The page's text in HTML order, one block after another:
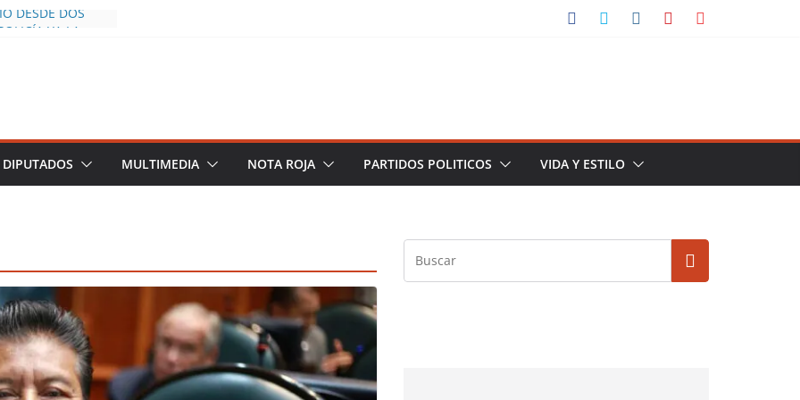
DESDE DOS
AL INFLUENCER
EN
A LAS
TERMINA
DEL PLAN
DIPUTADOS MULTIMEDIA NOTA ROJA PARTIDOS POLITICOS VIDA Y ESTILO